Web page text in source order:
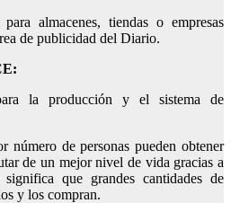
almacenes, tiendas o empresas
de publicidad del Diario.
la producción y el sistema de
número de personas pueden obtener
de un mejor nivel de vida gracias a
que grandes cantidades de
y los compran.